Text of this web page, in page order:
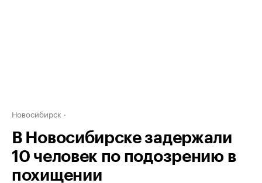
Новосибирск
В Новосибирске задержали
10 человек по подозрению в
похищении